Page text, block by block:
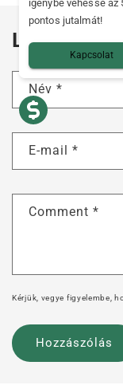
Leave a
Név *
E-mail *
Comment *
Kérjük, vegye figyelembe,
igénybe vehesse az
pontos jutalmát!
Kapcsolat